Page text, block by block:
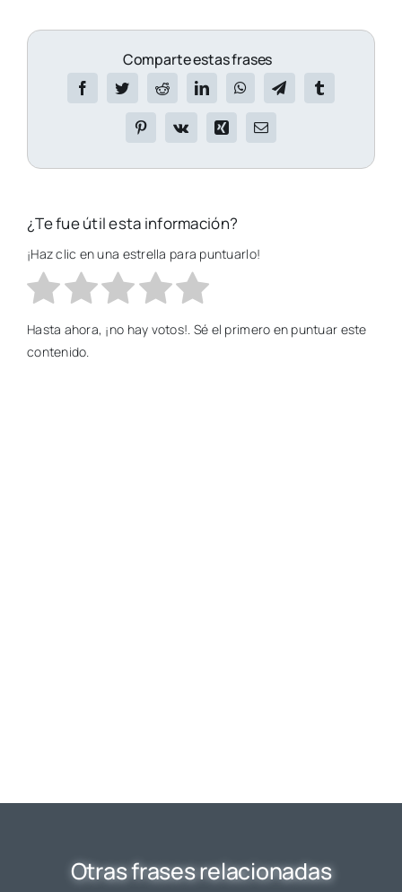
Comparte estas frases
¿Te fue útil esta información?
¡Haz clic en una estrella para puntuarlo!
Hasta ahora, ¡no hay votos!. Sé el primero en puntuar este
contenido.
Otras frases relacionadas